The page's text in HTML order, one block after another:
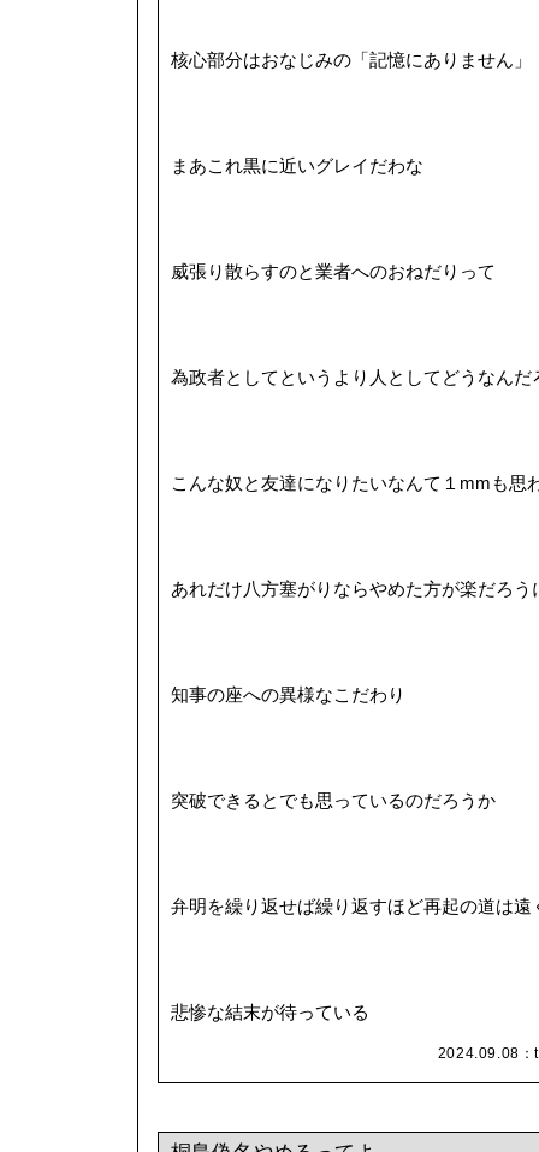
核心部分はおなじみの「記憶にありません」
まあこれ黒に近いグレイだわな
威張り散らすのと業者へのおねだりって
為政者としてというより人としてどうなんだ
こんな奴と友達になりたいなんて１mmも思
あれだけ八方塞がりならやめた方が楽だろう
知事の座への異様なこだわり
突破できるとでも思っているのだろうか
弁明を繰り返せば繰り返すほど再起の道は遠
悲惨な結末が待っている
2024.09.08：